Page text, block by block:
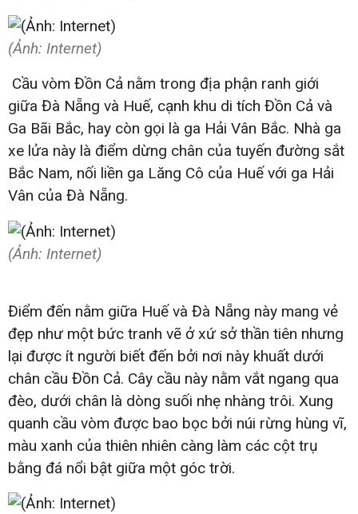
(Ảnh: Internet)
Cầu vòm Đồn Cả nằm trong địa phận ranh giới
giữa Đà Nẵng và Huế, cạnh khu di tích Đồn Cả và
Ga Bãi Bắc, hay còn gọi là ga Hải Vân Bắc. Nhà ga
xe lửa này là điểm dừng chân của tuyến đường sắt
Bắc Nam, nối liền ga Lăng Cô của Huế với ga Hải
Vân của Đà Nẵng.
(Ảnh: Internet)
Điểm đến nằm giữa Huế và Đà Nẵng này mang vẻ
đẹp như một bức tranh vẽ ở xứ sở thần tiên nhưng
lại được ít người biết đến bởi nơi này khuất dưới
chân cầu Đồn Cả. Cây cầu này nằm vắt ngang qua
đèo, dưới chân là dòng suối nhẹ nhàng trôi. Xung
quanh cầu vòm được bao bọc bởi núi rừng hùng vĩ,
màu xanh của thiên nhiên càng làm các cột trụ
bằng đá nổi bật giữa một góc trời.